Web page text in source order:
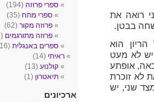
רואה את
בבטן.
הוא
לא מעט
אופתע
לא זוכרת
שני, יש
ספרי פרוזה (194)
ספרי מתח (35)
פרוזה מקור (62)
פרוזה מתורגמים (99)
ספרים באנגלית (16)
ראיתי (14)
קולנוע (13)
תיאטרון (1)
ארכיונים